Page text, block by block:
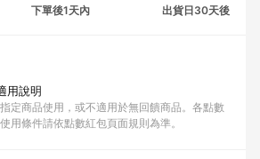
下單後1天內
出貨日30天後
用說明
定商品使用，或不適用於無回饋商品。各點數
用條件請依點數紅包頁面規則為準。